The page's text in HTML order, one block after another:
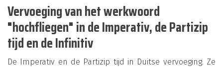
Vervoeging van het werkwoord
"hochfliegen" in de Imperativ, de Partizip
tijd en de Infinitiv
De Imperativ en de Partizip tijd in Duitse vervoeging. Ze